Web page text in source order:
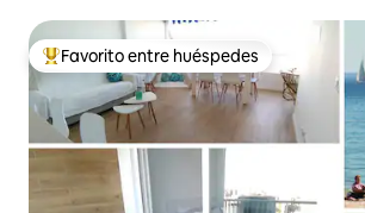
Favorito entre huéspedes preferido
Favorito entre huéspedes